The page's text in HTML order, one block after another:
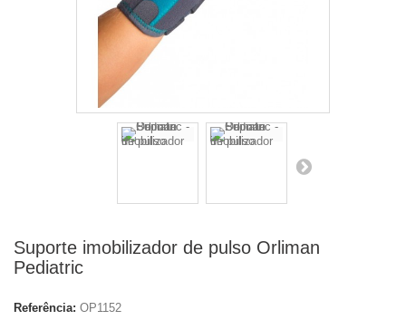
Suporte imobilizador de pulso Orliman
Pediatric
Referência: OP1152